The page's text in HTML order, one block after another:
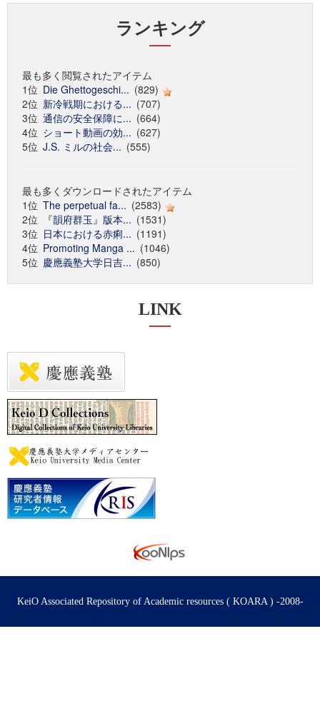
ランキング
最も多く閲覧されたアイテム
1位 Die Ghettogeschi... (829)
2位 新冷戦期における... (707)
3位 通信の安全保障に... (664)
4位 ショート動画の効... (627)
5位 J.S. ミルの社会... (555)
最も多くダウンロードされたアイテム
1位 The perpetual fa... (2583)
2位
『韻府群玉』版本... (1531)
3位 日本における赤痢... (1191)
4位 Promoting Manga ... (1046)
5位 慶應義塾大学日吉... (850)
LINK
KeiO Associated Repository of Academic resources ( KOARA ) -2008-